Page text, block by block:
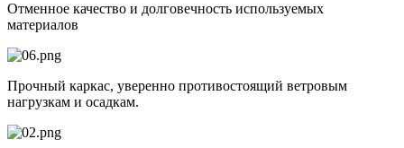
Отменное качество и долговечность используемых
материалов
Прочный каркас, уверенно противостоящий ветровым
нагрузкам и осадкам.